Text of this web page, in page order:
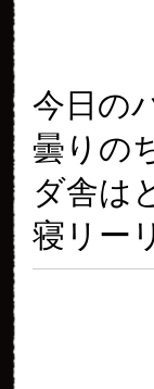
今日の
曇りの
ダ舎は
寝リー